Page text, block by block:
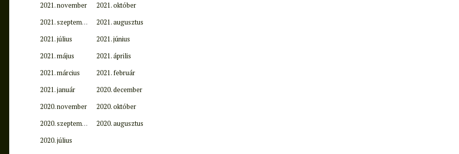
2021. november
2021. október
2021. szeptember
2021. augusztus
2021. július
2021. június
2021. május
2021. április
2021. március
2021. február
2021. január
2020. december
2020. november
2020. október
2020. szeptember
2020. augusztus
2020. július